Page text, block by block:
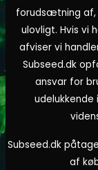
forudsætning af,
ulovligt. Hvis vi
afviser vi
Subseed.dk
ansvar for
Subseed.dk
af